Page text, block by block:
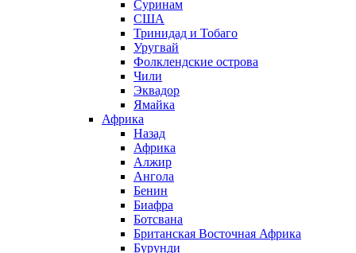
Суринам
США
Тринидад и Тобаго
Уругвай
Фолклендские острова
Чили
Эквадор
Ямайка
Африка
Назад
Африка
Алжир
Ангола
Бенин
Биафра
Ботсвана
Британская Восточная Африка
Бурунди